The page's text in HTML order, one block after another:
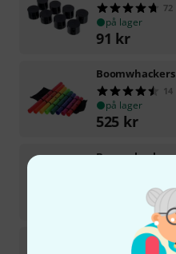
72
på lager
91 kr
Boomwhackers
14
på lager
525 kr
Boomwhackers
Boomwhackers